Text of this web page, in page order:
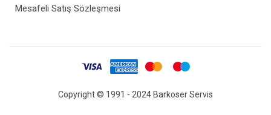
Mesafeli Satış Sözleşmesi
Copyright © 1991 - 2024 Barkoser Servis